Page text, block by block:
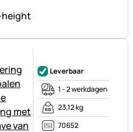
Leverbaar
1 - 2 werkdagen
23,12 kg
70652